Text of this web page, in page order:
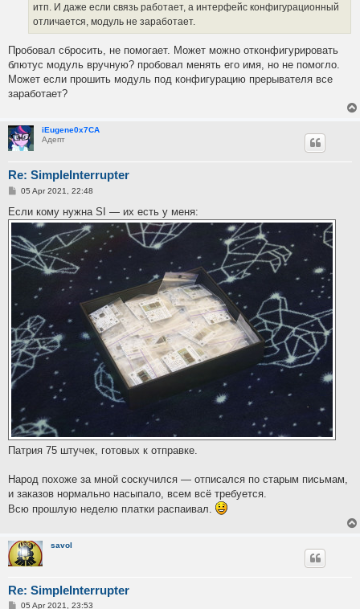
итп. И даже если связь работает, а интерфейс конфигурационный
отличается, модуль не заработает.
Пробовал сбросить, не помогает. Может можно отконфигурировать
блютус модуль вручную? пробовал менять его имя, но не помогло.
Может если прошить модуль под конфигурацию прерывателя все
заработает?
iEugene0x7CA
Адепт
Re: SimpleInterrupter
P
s
t
05 Apr 2021, 22:48
Если кому нужна SI — их есть у меня:
Патрия 75 штучек, готовых к отправке.
Народ похоже за мной соскучился — отписался по старым письмам,
и заказов нормально насыпало, всем всё требуется.
Всю прошлую неделю платки распаивал.
savol
Re: SimpleInterrupter
P05 Apr 2021, 23:53